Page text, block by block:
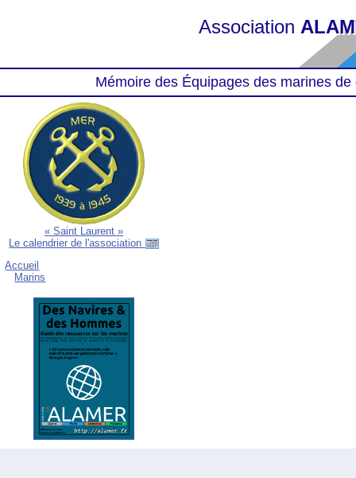
Association
Mémoire des Équipages des marines
« Saint Laurent »
Le calendrier de l'association
Accueil
Marins